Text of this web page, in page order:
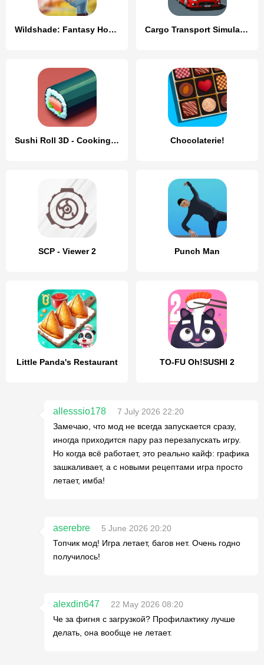
Wildshade: Fantasy Horse Races Cargo Transport Simulator
Sushi Roll 3D - Cooking ASMR Chocolaterie!
SCP - Viewer 2 Punch Man
Little Panda's Restaurant TO-FU Oh!SUSHI 2
allesssio178
7 July 2026 22:20
Замечаю, что мод не всегда запускается сразу,
иногда приходится пару раз перезапускать игру.
Но когда всё работает, это реально кайф: графика
зашкаливает, а с новыми рецептами игра просто
летает, имба!
aserebre
5 June 2026 20:20
Топчик мод! Игра летает, багов нет. Очень годно
получилось!
alexdin647
22 May 2026 08:20
Че за фигня с загрузкой? Профилактику лучше
делать, она вообще не летает.